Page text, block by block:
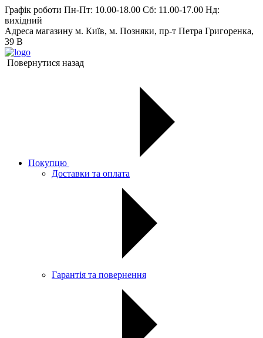
Графік роботи Пн-Пт: 10.00-18.00 Сб: 11.00-17.00 Нд:
вихiдний
Адреса магазину м. Київ, м. Позняки, пр-т Петра Григоренка,
39 В
Повернутися назад
Покупцю
Доставки та оплата
Гарантія та повернення